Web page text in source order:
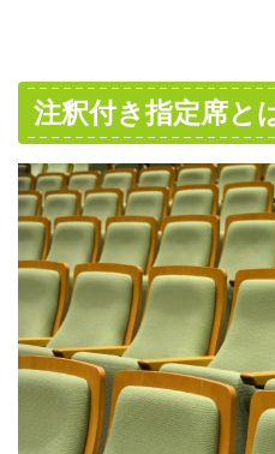
注釈付き指定席と